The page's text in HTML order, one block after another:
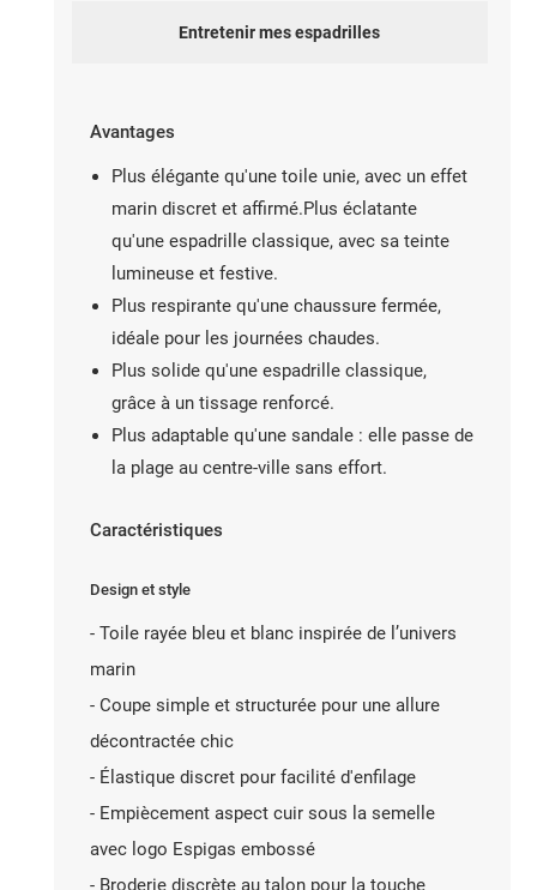
Entretenir mes espadrilles
Avantages
Plus élégante qu'une toile unie, avec un effet
marin discret et affirmé.Plus éclatante
qu'une espadrille classique, avec sa teinte
lumineuse et festive.
Plus respirante qu'une chaussure fermée,
idéale pour les journées chaudes.
Plus solide qu'une espadrille classique,
grâce à un tissage renforcé.
Plus adaptable qu'une sandale : elle passe de
la plage au centre-ville sans effort.
Caractéristiques
Design et style
- Toile rayée bleu et blanc inspirée de l’univers
marin
- Coupe simple et structurée pour une allure
décontractée chic
- Élastique discret pour facilité d'enfilage
- Empiècement aspect cuir sous la semelle
avec logo Espigas embossé
- Broderie discrète au talon pour la touche